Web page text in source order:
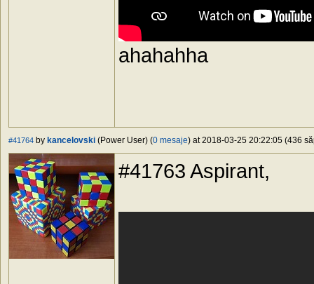
ahahahha
#41764 by kancelovski (Power User) (0 mesaje) at 2018-03-25 20:22:05 (436
#41763 Aspirant,